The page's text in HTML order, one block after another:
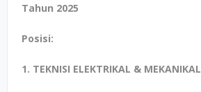
Tahun 2025
Posisi:
1. TEKNISI ELEKTRIKAL & MEKANIKAL